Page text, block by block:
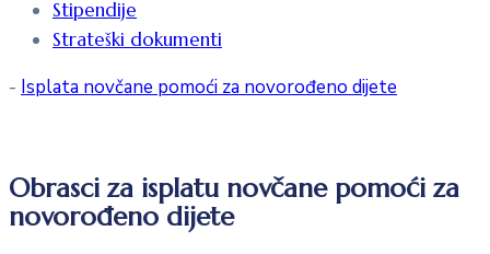
Stipendije
Strateški dokumenti
- Isplata novčane pomoći za novorođeno dijete
Obrasci za isplatu novčane pomoći za
novorođeno dijete